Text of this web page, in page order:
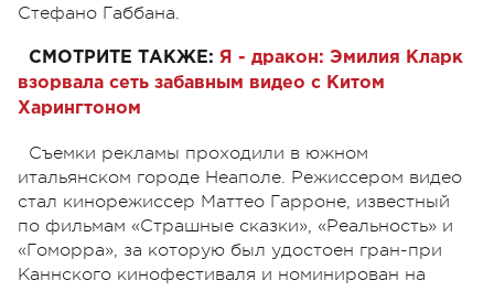
Стефано Габбана.
СМОТРИТЕ ТАКЖЕ: Я - дракон: Эмилия Кларк
взорвала сеть забавным видео с Китом
Харингтоном
Съемки рекламы проходили в южном
итальянском городе Неаполе. Режиссером видео
стал кинорежиссер Маттео Гарроне, известный
по фильмам «Страшные сказки», «Реальность» и
«Гоморра», за которую был удостоен гран-при
Каннского кинофестиваля и номинирован на